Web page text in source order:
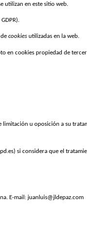
utilizan en este sitio web.
cookies utilizadas en la web.
en cookies propiedad de
limitación u oposición a su
si considera que el
E-mail: juanluis@jldepaz.com